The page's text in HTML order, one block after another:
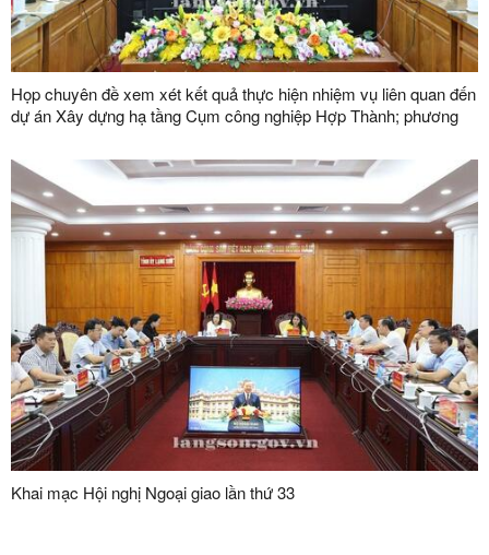
Họp chuyên đề xem xét kết quả thực hiện nhiệm vụ liên quan đến
dự án Xây dựng hạ tầng Cụm công nghiệp Hợp Thành; phương
phục vụ giải phóng mặt bằng dự án Khu công nghiệp VSIP Lạng
Sơn
Khai mạc Hội nghị Ngoại giao lần thứ 33